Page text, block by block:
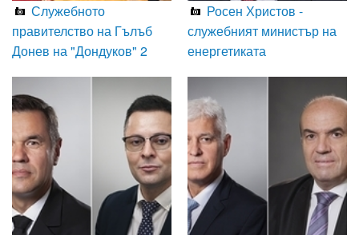
Служебното
правителство на Гълъб
Донев на "Дондуков" 2
Росен Христов -
служебният министър на
енергетиката